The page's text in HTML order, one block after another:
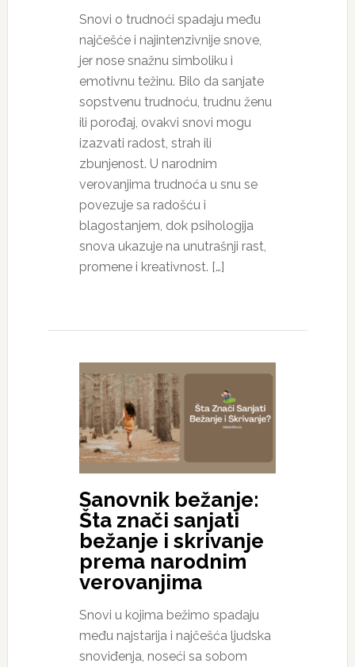
Snovi o trudnoći spadaju među
najčešće i najintenzivnije snove,
jer nose snažnu simboliku i
emotivnu težinu. Bilo da sanjate
sopstvenu trudnoću, trudnu ženu
ili porođaj, ovakvi snovi mogu
izazvati radost, strah ili
zbunjenost. U narodnim
verovanjima trudnoća u snu se
povezuje sa radošću i
blagostanjem, dok psihologija
snova ukazuje na unutrašnji rast,
promene i kreativnost. […]
Sanovnik bežanje:
Šta znači sanjati
bežanje i skrivanje
prema narodnim
verovanjima
Snovi u kojima bežimo spadaju
među najstarija i najčešća ljudska
snoviđenja, noseći sa sobom